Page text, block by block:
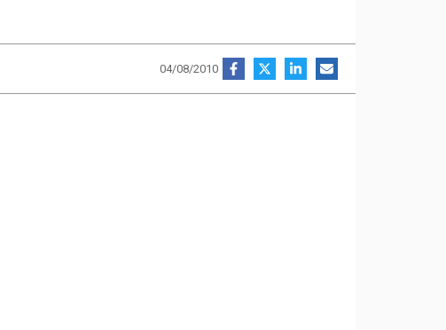
04/08/2010